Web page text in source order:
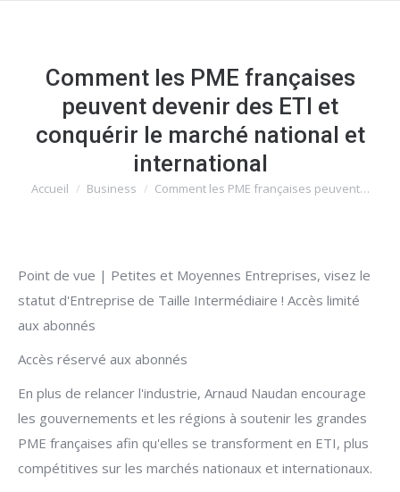
Comment les PME françaises
peuvent devenir des ETI et
conquérir le marché national et
international
Vous êtes ici :
Accueil Business Comment les PME françaises peuvent…
Point de vue | Petites et Moyennes Entreprises, visez le
statut d'Entreprise de Taille Intermédiaire ! Accès limité
aux abonnés
Accès réservé aux abonnés
En plus de relancer l'industrie, Arnaud Naudan encourage
les gouvernements et les régions à soutenir les grandes
PME françaises afin qu'elles se transforment en ETI, plus
compétitives sur les marchés nationaux et internationaux.